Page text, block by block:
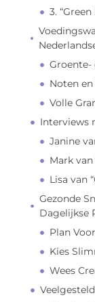
3.
Noten
Volle
Interviews
Janine
Mark van
Lisa van
Gezonde
Dagelijkse
Plan
Kies
Wees